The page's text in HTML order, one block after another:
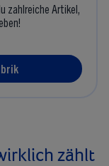
zahlreiche Artikel,
zählt